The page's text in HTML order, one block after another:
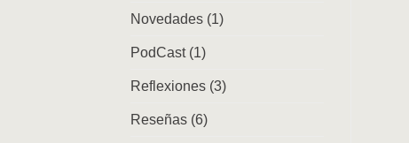
Novedades (1)
PodCast(1)
Reflexiones (3)
Reseñas (6)